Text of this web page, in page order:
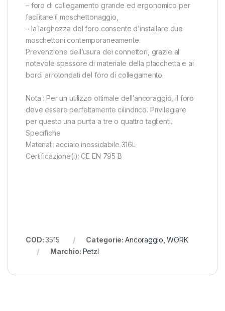
– foro di collegamento grande ed ergonomico per
facilitare il moschettonaggio,
– la larghezza del foro consente d’installare due
moschettoni contemporaneamente.
Prevenzione dell’usura dei connettori, grazie al
notevole spessore di materiale della placchetta e ai
bordi arrotondati del foro di collegamento.
Nota : Per un utilizzo ottimale dell’ancoraggio, il foro
deve essere perfettamente cilindrico. Privilegiare
per questo una punta a tre o quattro taglienti.
Specifiche
Materiali: acciaio inossidabile 316L
Certificazione(i): CE EN 795 B
COD:3515 Categorie: Ancoraggio ,WORK
Marchio: Petzl